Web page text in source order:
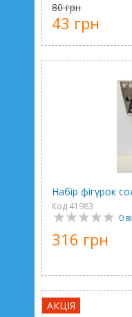
80 грн
43 грн
Набір фігурок
Код 41983
0
316 грн
АКЦІЯ